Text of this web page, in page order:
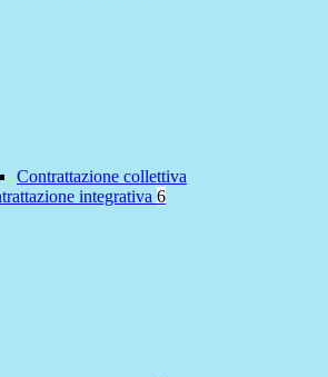
Contrattazione collettiva
integrativa 6